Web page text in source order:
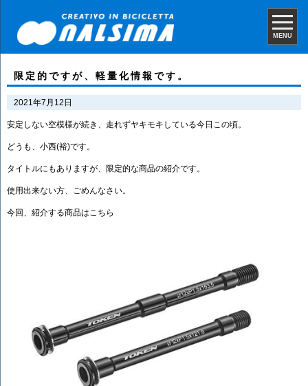
MENU
限定的ですが、軽量化情報です。
2021年7月12日
安定しない空模様が続き、走れずヤキモキしている今日この頃。
どうも、小西(裕)です。
タイトルにもありますが、限定的な商品の紹介です。
使用出来ない方、ごめんなさい。
今回、紹介する商品はこちら